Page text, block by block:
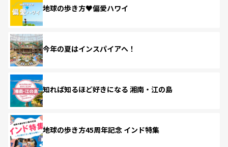
地球の歩き方♥偏愛ハワイ
今年の夏はインスパイアへ！
知れば知るほど好きになる 湘南・江の島
地球の歩き方45周年記念 インド特集